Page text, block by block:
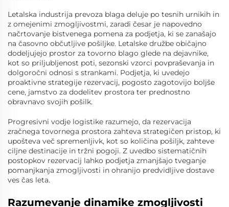
Letalska industrija prevoza blaga deluje po tesnih urnikih in
z omejenimi zmogljivostmi, zaradi česar je napovedno
načrtovanje bistvenega pomena za podjetja, ki se zanašajo
na časovno občutljive pošiljke. Letalske družbe običajno
dodeljujejo prostor za tovorno blago glede na dejavnike,
kot so priljubljenost poti, sezonski vzorci povpraševanja in
dolgoročni odnosi s strankami. Podjetja, ki uvedejo
proaktivne strategije rezervacij, pogosto zagotovijo boljše
cene, jamstvo za dodelitev prostora ter prednostno
obravnavo svojih pošilk.
Progresivni vodje logistike razumejo, da rezervacija
zračnega tovornega prostora zahteva strategičen pristop, ki
upošteva več spremenljivk, kot so količina pošiljk, zahteve
ciljne destinacije in tržni pogoji. Z uvedbo sistematičnih
postopkov rezervacij lahko podjetja zmanjšajo tveganje
pomanjkanja zmogljivosti in ohranijo predvidljive dostave
ves čas leta.
Razumevanje dinamike zmogljivosti